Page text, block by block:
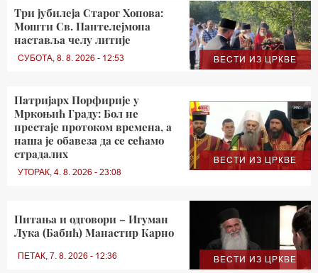
ВЕСТИ ИЗ ЦРКВЕ
Три јубилеја Старог Хопова:
Мошти Св. Пантелејмона
наставља челу литије
СУБОТА, 8. 8. 2026 - 12:53
ВЕСТИ ИЗ ЦРКВЕ
Патријарх Порфирије у
Мркоњић Граду: Бол не
престаје протоком времена, а
наша је обавеза да се сећамо
страдалих
УТОРАК, 4. 8. 2026 - 23:08
ВЕСТИ ИЗ ЦРКВЕ
Питања и одговори – Игуман
Лука (Бабић) Манастир Карно
ПЕТАК, 7. 8. 2026 - 12:36